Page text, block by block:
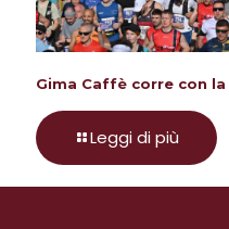
Gima Caffè corre con
Leggi di più